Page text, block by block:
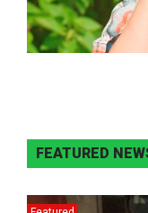
FEATURED